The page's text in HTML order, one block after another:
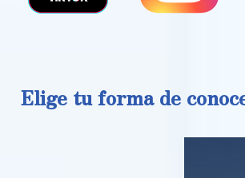
Elige tu forma de